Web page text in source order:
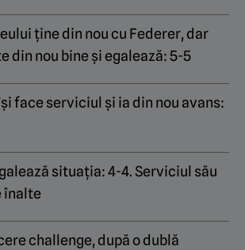
ține din nou cu Federer, dar
din nou bine și egalează: 5-5
face serviciul și ia din nou avans:
situația: 4-4. Serviciul său
înalte
challenge, după o dublă